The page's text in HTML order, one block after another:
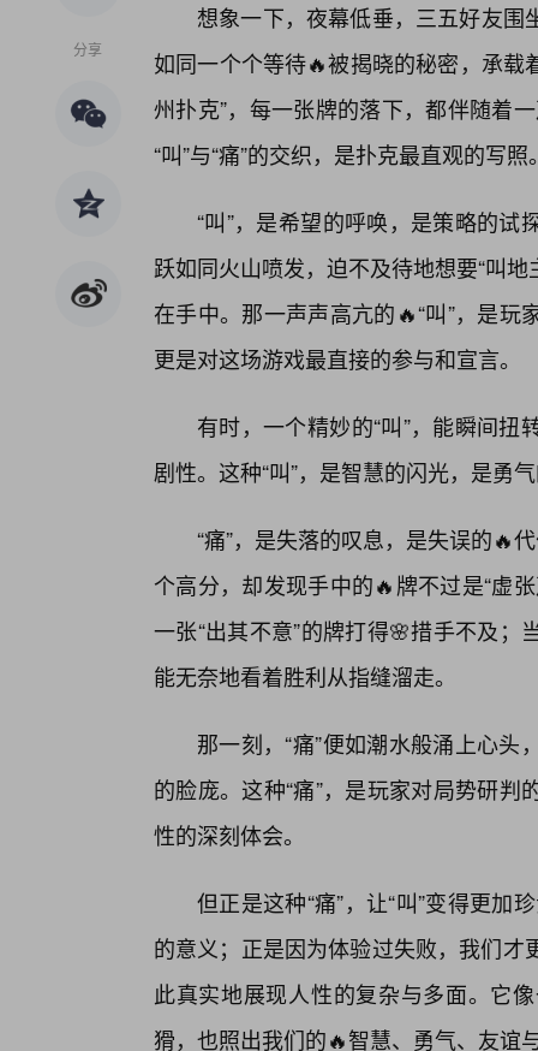
分享
想象一下，夜幕低垂，三五好友围
如同一个个等待🔥被揭晓的秘密，承载
州扑克”，每一张牌的落下，都伴随着
“叫”与“痛”的交织，是扑克最直观的写照
“叫”，是希望的呼唤，是策略的
跃如同火山喷发，迫不及待地想要“叫
在手中。那一声声高亢的🔥“叫”，是
更是对这场游戏最直接的参与和宣言。
有时，一个精妙的“叫”，能瞬间
剧性。这种“叫”，是智慧的闪光，是勇
“痛”，是失落的叹息，是失误的🔥
个高分，却发现手中的🔥牌不过是“虚
一张“出其不意”的牌打得🌸措手不及
能无奈地看着胜利从指缝溜走。
那一刻，“痛”便如潮水般涌上心
的脸庞。这种“痛”，是玩家对局势研
性的深刻体会。
但正是这种“痛”，让“叫”变得更加
的意义；正是因为体验过失败，我们
此真实地展现人性的复杂与多面。它
猾，也照出我们的🔥智慧、勇气、友谊